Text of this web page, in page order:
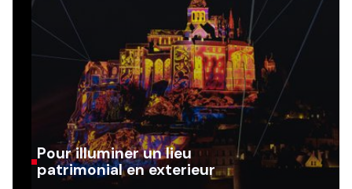
Pour illuminer un lieu
patrimonial en exterieur